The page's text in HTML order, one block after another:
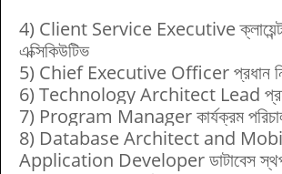
4) Client Service Executive
এক্সিকিউটিভ
5) Chief Executive Officerপ্রধান
6) Technology Architect Lead
7) Program Managerকার্যক্রম
8) Database Architect and
Application Developerডাটাবেস